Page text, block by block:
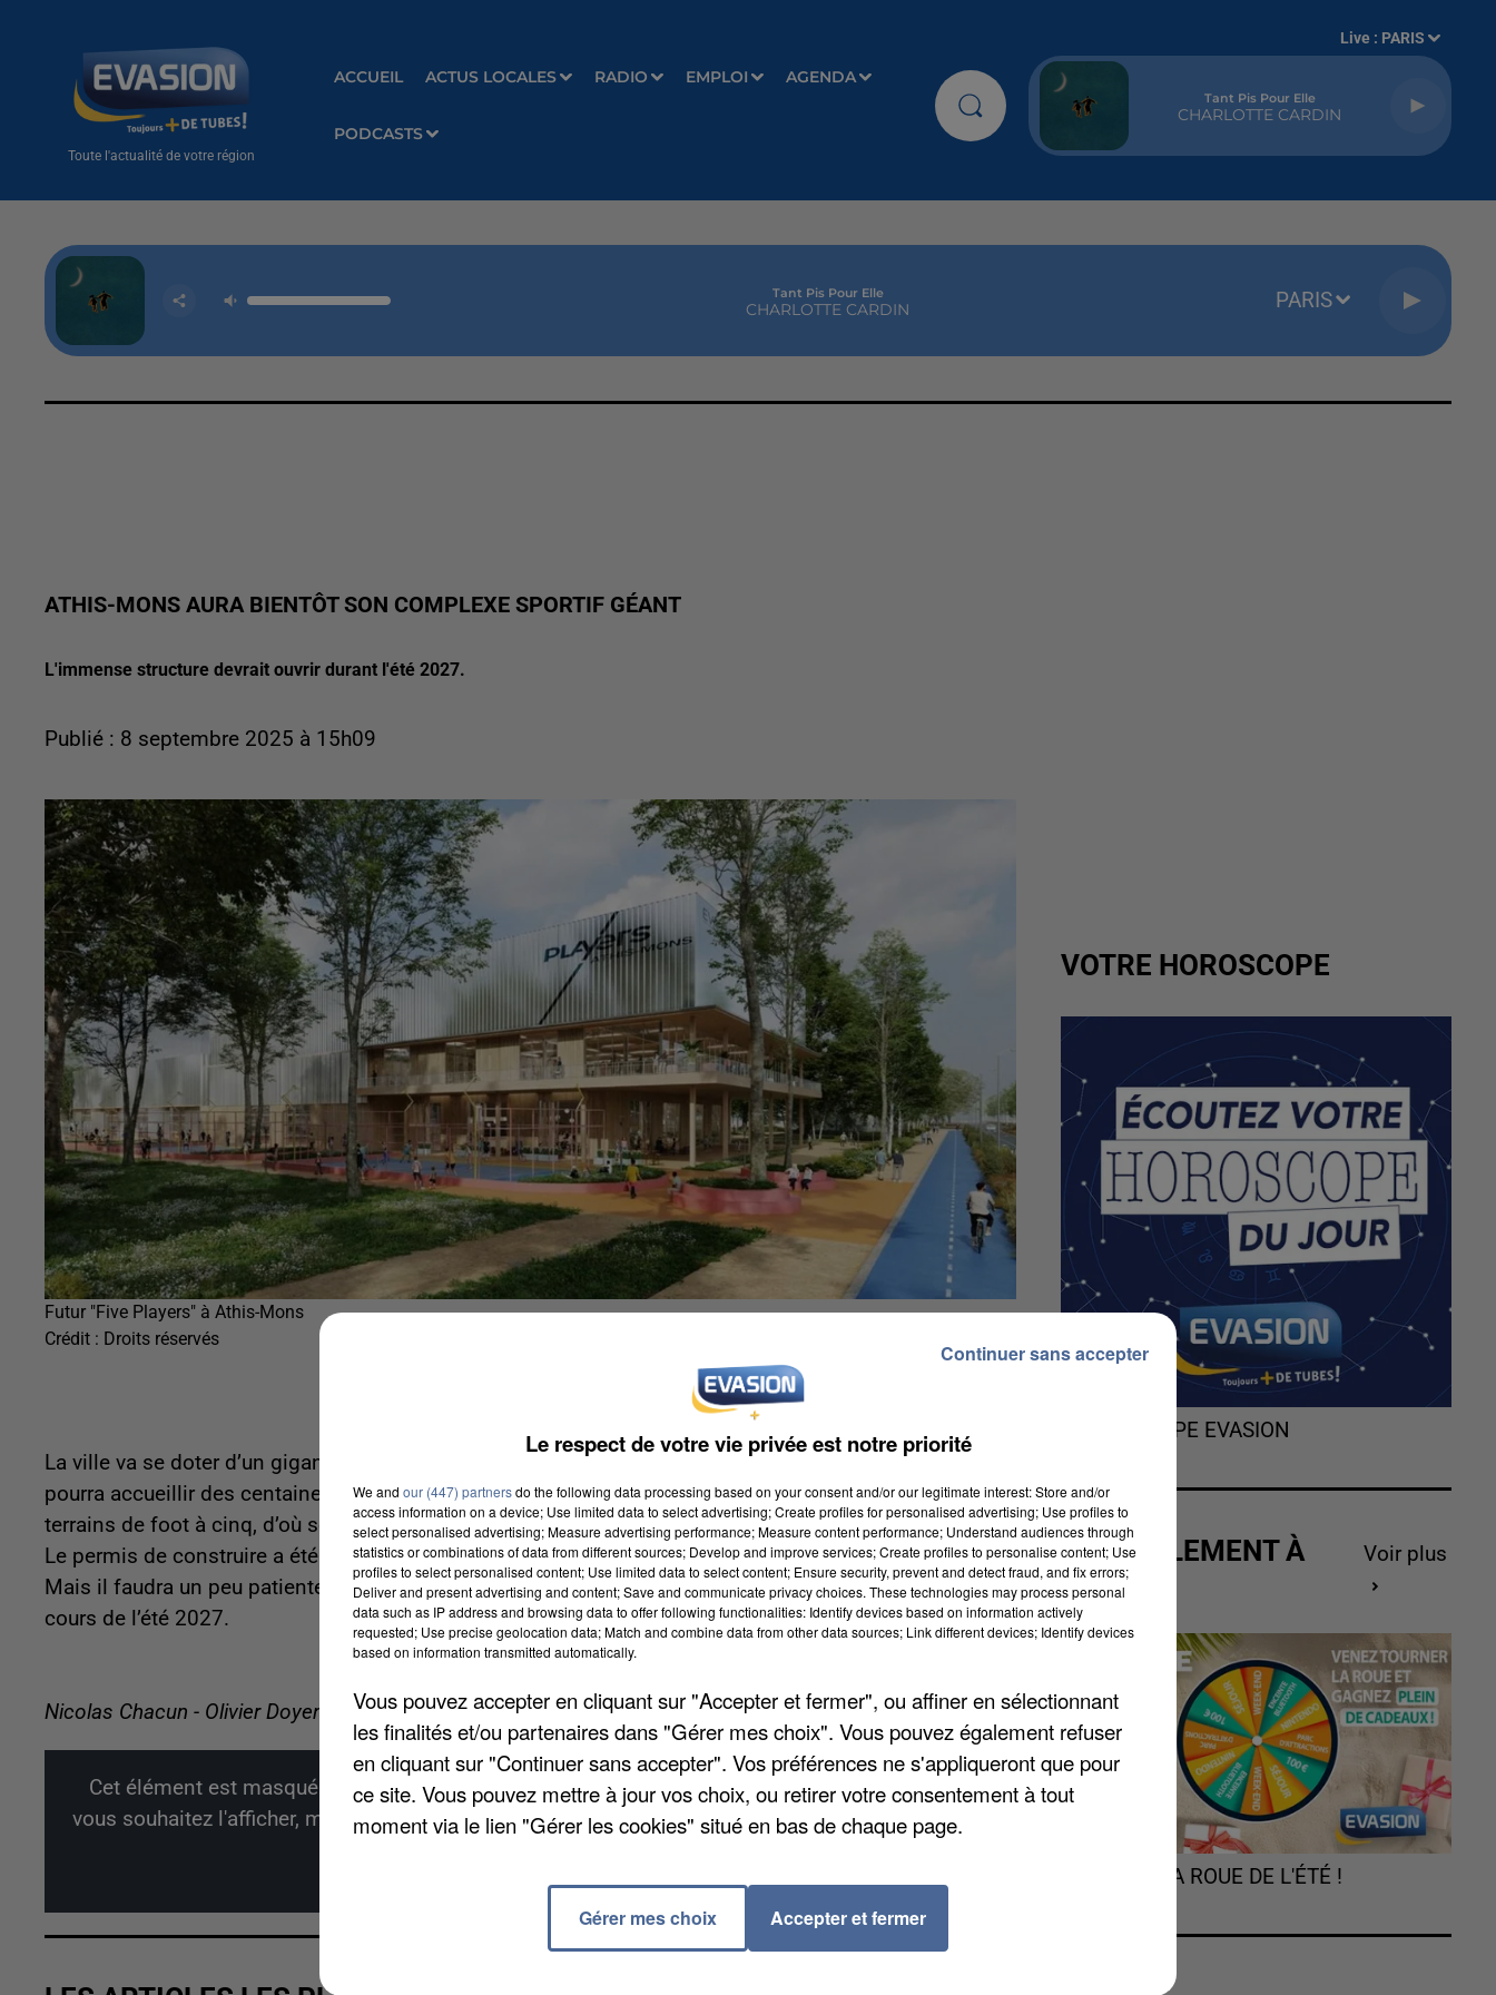
Toute l'actualité de votre région
ACCUEIL ACTUS LOCALES RADIO EMPLOI AGENDA
PODCASTS
Live : PARIS
Tant Pis Pour Elle
CHARLOTTE CARDIN
Tant Pis Pour Elle
CHARLOTTE CARDIN PARIS
ATHIS-MONS AURA BIENTÔT SON COMPLEXE SPORTIF GÉANT
L'immense structure devrait ouvrir durant l'été 2027.
Publié : 8 septembre 2025 à 15h09
Futur "Five Players" à Athis-Mons
Crédit : Droits réservés
La ville va se doter d’un gigantesque bâtiment baptisé « Five Players », cinq joueurs en français. Mais il
pourra accueillir des centaines de sportifs au total. Le complexe va compter onze pistes de padel, cinq
terrains de foot à cinq, d’où son nom, ainsi que des murs d’escalade et un espace de réalité virtuelle.
Le permis de construire a été déposé cet été. Les travaux devraient donc prochainement démarrer.
Mais il faudra un peu patienter avant de pouvoir en profiter : le « Five Players » doit ouvrir ses portes au
cours de l’été 2027.
Nicolas Chacun - Olivier Doyen
Cet élément est masqué compte-tenu du refus du dépôt de cookies que vous avez exprimé. Si
vous souhaitez l'afficher, merci de nous donner votre accord en cliquant sur le bouton ci-dessous.
VOTRE HOROSCOPE
L'HOROSCOPE EVASION
ACTUELLEMENT À
GAGNER
Voir plus
TOURNEZ LA ROUE DE L'ÉTÉ !
Le respect de votre vie privée est notre priorité
We and our (447) partnersdo the following data processing based on your consent and/or our legitimate interest: Store and/or
access information on a device; Use limited data to select advertising; Create profiles for personalised advertising; Use profiles to
select personalised advertising; Measure advertising performance; Measure content performance; Understand audiences through
statistics or combinations of data from different sources; Develop and improve services; Create profiles to personalise content; Use
profiles to select personalised content; Use limited data to select content; Ensure security, prevent and detect fraud, and fix errors;
Deliver and present advertising and content; Save and communicate privacy choices. These technologies may process personal
data such as IP address and browsing data to offer following functionalities: Identify devices based on information actively
requested; Use precise geolocation data; Match and combine data from other data sources; Link different devices; Identify devices
based on information transmitted automatically.
Vous pouvez accepter en cliquant sur "Accepter et fermer", ou affiner en sélectionnant
les finalités et/ou partenaires dans "Gérer mes choix". Vous pouvez également refuser
en cliquant sur "Continuer sans accepter". Vos préférences ne s'appliqueront que pour
ce site. Vous pouvez mettre à jour vos choix, ou retirer votre consentement à tout
moment via le lien "Gérer les cookies" situé en bas de chaque page.
Gérer mes choix Accepter et fermer
Continuer sans accepter